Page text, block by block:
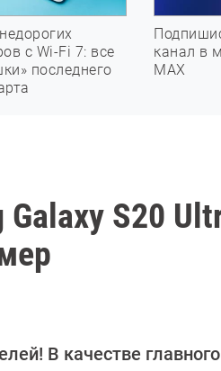
с Wi-Fi 7: все
последнего
канал в
МАХ
S20
В качестве